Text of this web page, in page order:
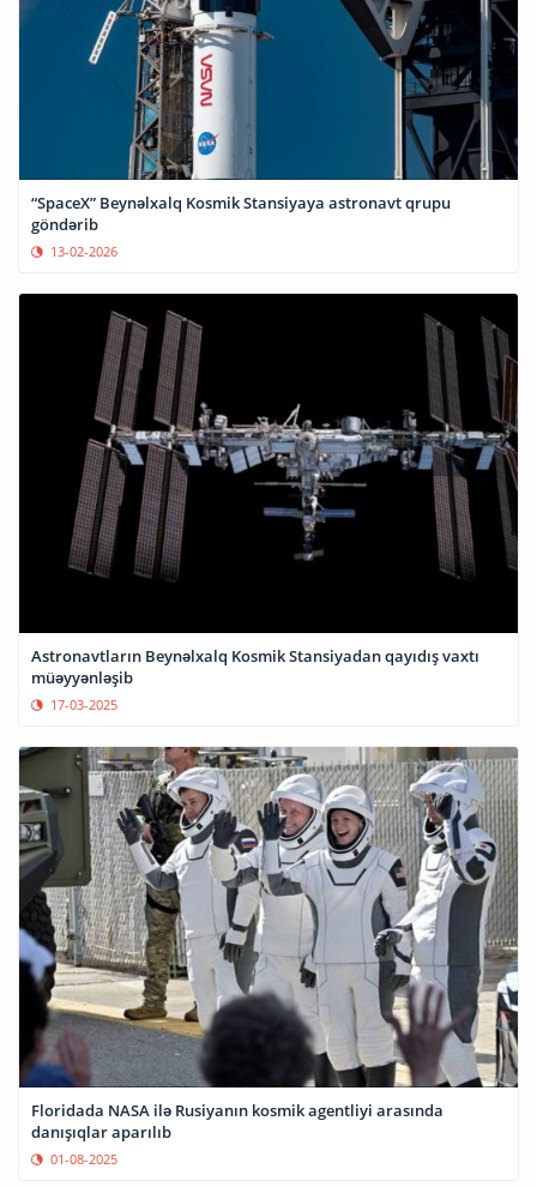
“SpaceX” Beynəlxalq Kosmik Stansiyaya astronavt qrupu
göndərib
13-02-2026
Astronavtların Beynəlxalq Kosmik Stansiyadan qayıdış vaxtı
müəyyənləşib
17-03-2025
Floridada NASA ilə Rusiyanın kosmik agentliyi arasında
danışıqlar aparılıb
01-08-2025